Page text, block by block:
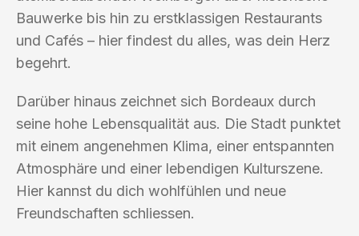
Bauwerke bis hin zu erstklassigen Restaurants
und Cafés – hier findest du alles, was dein Herz
begehrt.
Darüber hinaus zeichnet sich Bordeaux durch
seine hohe Lebensqualität aus. Die Stadt punktet
mit einem angenehmen Klima, einer entspannten
Atmosphäre und einer lebendigen Kulturszene.
Hier kannst du dich wohlfühlen und neue
Freundschaften schliessen.